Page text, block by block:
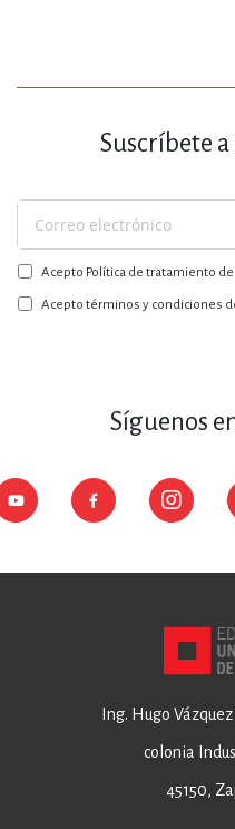
Suscríbete
Suscríbase
a
nuestro
boletín:
Acepto Política de tratamiento
Acepto términos y condiciones
Síguenos
Ing. Hugo
colonia
45150,